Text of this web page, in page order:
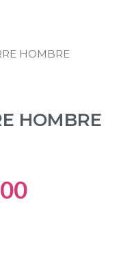
HOMBRE
HOMBRE